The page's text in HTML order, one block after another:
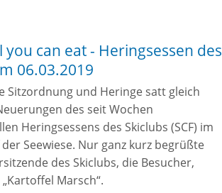
can eat - Heringsessen des
06.03.2019
Sitzordnung und Heringe satt gleich
des seit Wochen
Heringsessens des Skiclubs (SCF) im
Seewiese. Nur ganz kurz begrüßte
des Skiclubs, die Besucher,
Marsch“.